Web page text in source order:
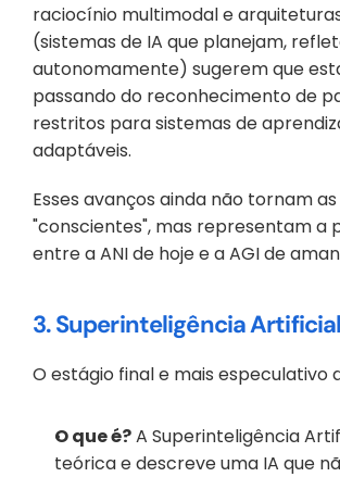
raciocínio multimodal e
(sistemas de IA que planejam,
autonomamente) sugerem que
passando do reconhecimento de
restritos para sistemas de
adaptáveis.
Esses avanços ainda não tornam
"conscientes", mas representam a
entre a ANI de hoje e a AGI de
3. Superinteligência
O estágio final e mais especulativo
O que é? A Superinteligência
teórica e descreve uma IA que